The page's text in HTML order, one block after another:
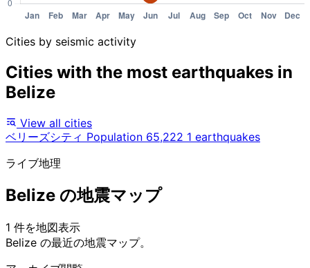
Cities by seismic activity
Cities with the most earthquakes in
Belize
View all cities
ベリーズシティ Population 65,222 1 earthquakes
ライブ地理
Belize の地震マップ
1 件を地図表示
Belize の最近の地震マップ。